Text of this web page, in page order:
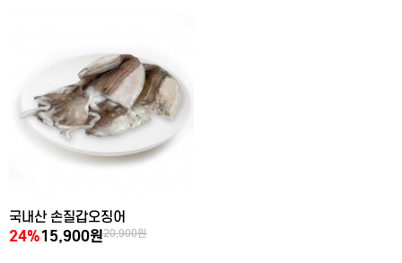
국내산 손질갑오징어
24%15,900원20,900원